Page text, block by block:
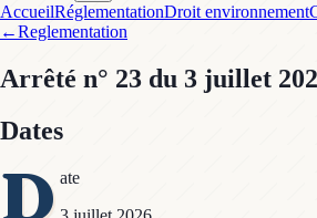
AccueilRéglementationDroit environnement
←Reglementation
Arrêté n° 23 du 3 juillet
Dates
D ate